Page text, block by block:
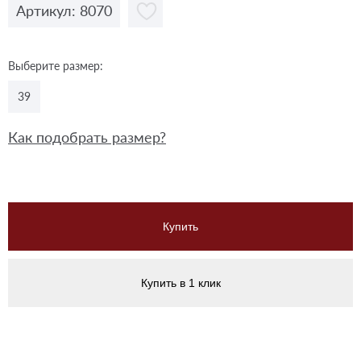
Артикул: 8070
Выберите размер:
39
Как подобрать размер?
Купить
Купить в 1 клик